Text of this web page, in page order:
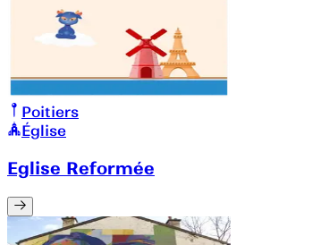
Poitiers
Église
Eglise Reformée